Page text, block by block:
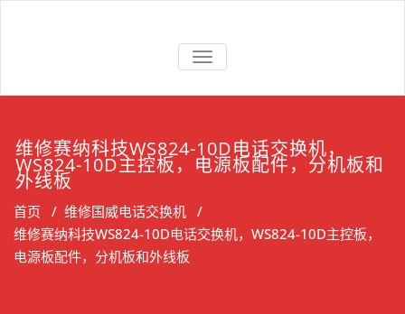
上海维修电话
上海维修松下、国威、NEC、迅
切
换
维修赛纳科技WS824-10D电话交换机，
WS824-10D主控板，电源板配件，分机板和
外线板
首页 / 维修国威电话交换机 /
维修赛纳科技WS824-10D电话交换机，WS824-10D主控板，
电源板配件，分机板和外线板